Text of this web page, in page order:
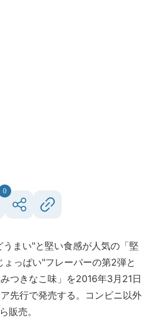
0
うまい"と堅い食感が人気の「堅
っぱい"フレーバーの第2弾と
つきなこ味」を2016年3月21日
先行で発売する。コンビニ以外
販売。